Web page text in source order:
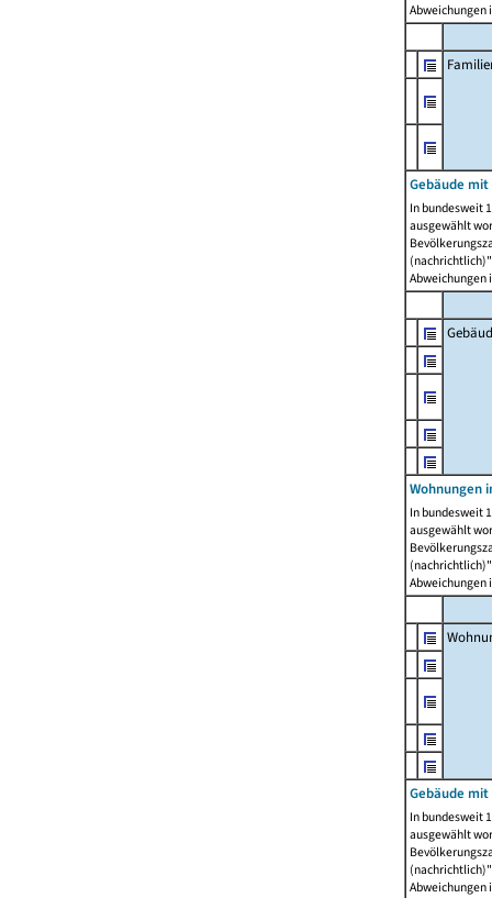
Abweichungen
Gebäude
In bundesweit
ausgewählt
Abweichungen
Wohnungen
In bundesweit
ausgewählt
Abweichungen
Gebäude
In bundesweit
ausgewählt
Abweichungen